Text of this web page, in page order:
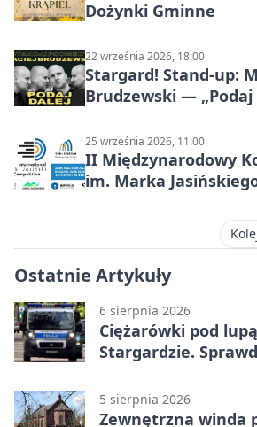
Dożynki Gminne
22 września 2026, 18:00
Stargard! Stand-up:
Brudzewski — „Podaj
25 września 2026, 11:00
II Międzynarodowy
im. Marka
Ostatnie Artykuły
6 sierpnia 2026
Ciężarówki pod
Stargardzie.
5 sierpnia 2026
Zewnętrzna winda